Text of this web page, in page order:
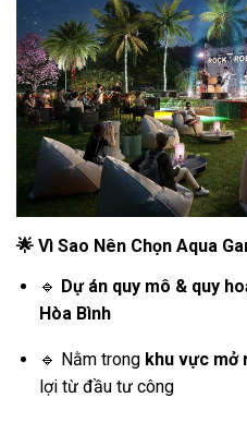
🌟 Vì Sao Nên Chọn Aqua
🔹 Dự án quy mô & quy
Hòa Bình
🔹 Nằm trong khu vực mở
lợi từ đầu tư công